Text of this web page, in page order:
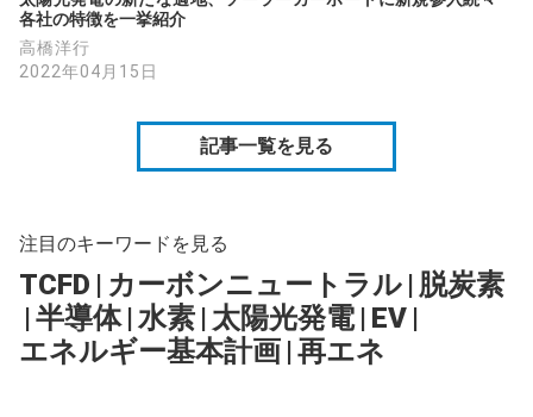
各社の特徴を一挙紹介
高橋洋行
2022年04月15日
記事一覧を見る
注目のキーワードを見る
TCFD | カーボンニュートラル | 脱炭素
|半導体 |水素 | 太陽光発電 | EV |
エネルギー基本計画 |再エネ